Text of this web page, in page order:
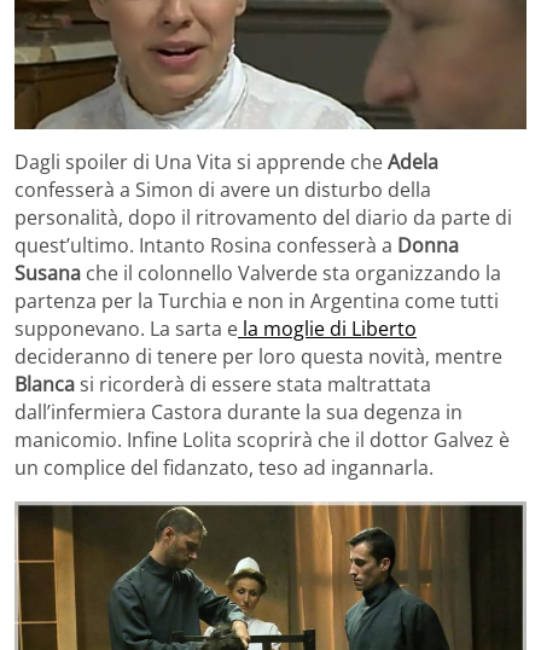
Dagli spoiler di Una Vita si apprende cheAdela
confesserà a Simon di avere un disturbo della
personalità, dopo il ritrovamento del diario da parte di
quest’ultimo. Intanto Rosina confesserà a Donna
Susana che il colonnello Valverde sta organizzando la
partenza per la Turchia e non in Argentina come tutti
supponevano. La sarta e la moglie di Liberto
decideranno di tenere per loro questa novità, mentre
Blancasi ricorderà di essere stata maltrattata
dall’infermiera Castora durante la sua degenza in
manicomio. Infine Lolita scoprirà che il dottor Galvez è
un complice del fidanzato, teso ad ingannarla.